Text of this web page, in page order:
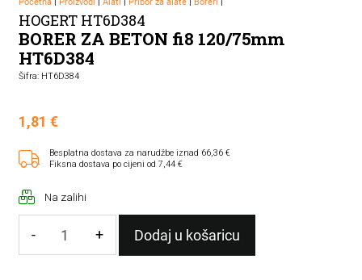
HOGERT HT6D384
BORER ZA BETON fi8 120/75mm
HT6D384
Šifra: HT6D384
1,81 €
Besplatna dostava za narudžbe iznad 66,36 €
Fiksna dostava po cijeni od 7,44 €
Na zalihi
- + Dodaj u košaricu